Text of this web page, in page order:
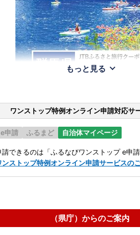
もっと見る
ワンストップ特例オンライン申請対応サ
申請 ふるまど 自治体マイページ
できるのは「ふるなびワンストップ e申請
ンストップ特例オンライン申請サービスの
（県庁）からのご案内